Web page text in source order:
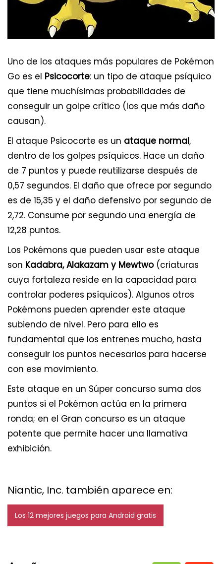
Uno de los ataques más populares de Pokémon
Go es el Psicocorte: un tipo de ataque psíquico
que tiene muchísimas probabilidades de
conseguir un golpe crítico (los que más daño
causan).
El ataque Psicocorte es un ataque normal,
dentro de los golpes psíquicos. Hace un daño
de 7 puntos y puede reutilizarse después de
0,57 segundos. El daño que ofrece por segundo
es de 15,35 y el daño defensivo por segundo de
2,72. Consume por segundo una energía de
12,28 puntos.
Los Pokémons que pueden usar este ataque
son Kadabra, Alakazam y Mewtwo(criaturas
cuya fortaleza reside en la capacidad para
controlar poderes psíquicos). Algunos otros
Pokémons pueden aprender este ataque
subiendo de nivel. Pero para ello es
fundamental que los entrenes mucho, hasta
conseguir los puntos necesarios para hacerse
con ese movimiento.
Este ataque en un Súper concurso suma dos
puntos si el Pokémon actúa en la primera
ronda; en el Gran concurso es un ataque
potente que permite hacer una llamativa
exhibición.
Niantic, Inc. también aparece en:
Los 12 mejores juegos para Android gratis